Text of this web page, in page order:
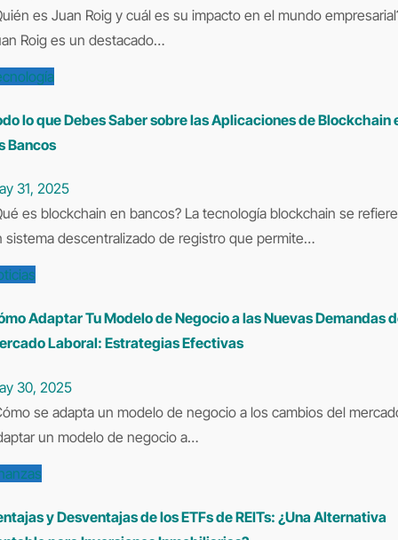
Roig es un destacado…
lo que Debes Saber sobre las Aplicaciones de Blockchain
Bancos
31, 2025
a
sistema descentralizado de registro que permite…
Adaptar Tu Modelo de Negocio a las Nuevas Demandas
Laboral: Estrategias Efectivas
30, 2025
un modelo de negocio a…
y Desventajas de los ETFs de REITs: ¿Una Alternativa